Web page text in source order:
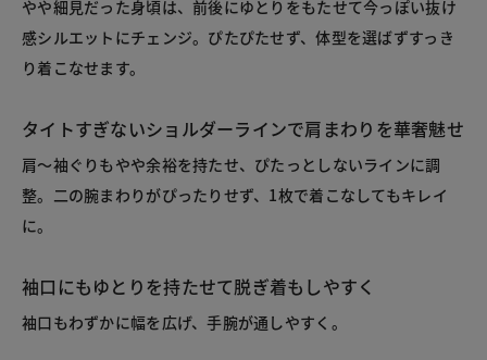
やや細見だった身頃は、前後にゆとりをもたせて今っぽい抜け
感シルエットにチェンジ。ぴたぴたせず、体型を選ばずすっき
り着こなせます。
タイトすぎないショルダーラインで肩まわりを華奢魅せ
肩～袖ぐりもやや余裕を持たせ、ぴたっとしないラインに調
整。二の腕まわりがぴったりせず、1枚で着こなしてもキレイ
に。
袖口にもゆとりを持たせて脱ぎ着もしやすく
袖口もわずかに幅を広げ、手腕が通しやすく。